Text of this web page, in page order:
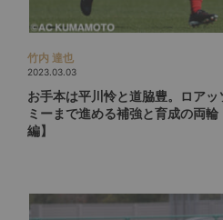
竹内 達也
2023.03.03
お手本は平川怜と道脇豊。ロア
ミーまで進める補強と育成の両
編】